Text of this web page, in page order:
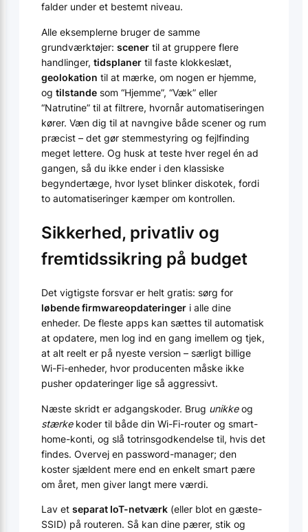
falder under et bestemt niveau.
Alle eksemplerne bruger de samme
grundværktøjer: scener til at gruppere flere
handlinger, tidsplaner til faste klokkeslæt,
geolokation til at mærke, om nogen er hjemme,
og tilstande som “Hjemme”, “Væk” eller
“Natrutine” til at filtrere, hvornår automatiseringen
kører. Væn dig til at navngive både scener og rum
præcist – det gør stemmestyring og fejlfinding
meget lettere. Og husk at teste hver regel én ad
gangen, så du ikke ender i den klassiske
begyndertæge, hvor lyset blinker diskotek, fordi
to automatiseringer kæmper om kontrollen.
Sikkerhed, privatliv og
fremtidssikring på budget
Det vigtigste forsvar er helt gratis: sørg for
løbende firmwareopdateringer i alle dine
enheder. De fleste apps kan sættes til automatisk
at opdatere, men log ind en gang imellem og tjek,
at alt reelt er på nyeste version – særligt billige
Wi-Fi-enheder, hvor producenten måske ikke
pusher opdateringer lige så aggressivt.
Næste skridt er adgangskoder. Brug unikkeog
stærkekoder til både din Wi-Fi-router og smart-
home-konti, og slå totrinsgodkendelse til, hvis det
findes. Overvej en password-manager; den
koster sjældent mere end en enkelt smart pære
om året, men giver langt mere værdi.
Lav et separat IoT-netværk (eller blot en gæste-
SSID) på routeren. Så kan dine pærer, stik og